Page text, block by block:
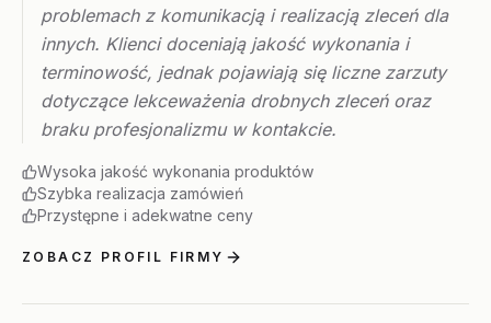
problemach z komunikacją i realizacją zleceń dla
innych. Klienci doceniają jakość wykonania i
terminowość, jednak pojawiają się liczne zarzuty
dotyczące lekceważenia drobnych zleceń oraz
braku profesjonalizmu w kontakcie.
Wysoka jakość wykonania produktów
Szybka realizacja zamówień
Przystępne i adekwatne ceny
ZOBACZ PROFIL FIRMY